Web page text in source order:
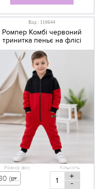
Код : 110644
Ромпер Комбі червоний
тринитка пеньє на флісі
Розмір (вік)
80 (вік 9-12 міс) - 555,00 грн
Кількість
+
-